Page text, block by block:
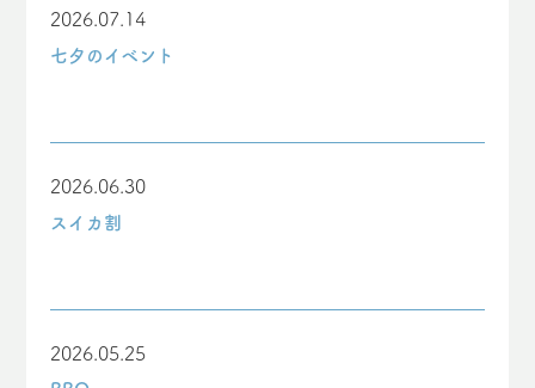
2026.07.14
七夕のイベント
2026.06.30
スイカ割
2026.05.25